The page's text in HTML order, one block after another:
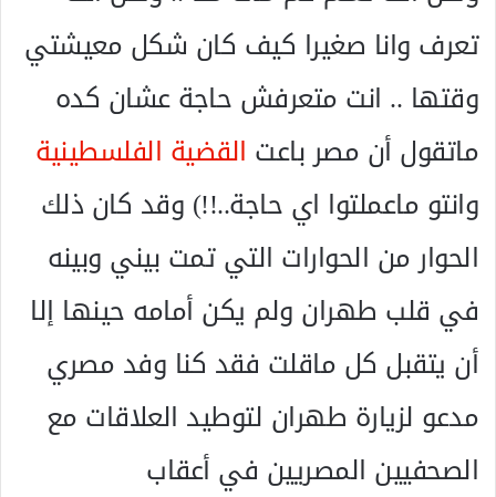
تعرف وانا صغيرا كيف كان شكل معيشتي
وقتها .. انت متعرفش حاجة عشان كده
ماتقول أن مصر باعت القضية الفلسطينية
وانتو ماعملتوا اي حاجة..!!) وقد كان ذلك
الحوار من الحوارات التي تمت بيني وبينه
في قلب طهران ولم يكن أمامه حينها إلا
أن يتقبل كل ماقلت فقد كنا وفد مصري
مدعو لزيارة طهران لتوطيد العلاقات مع
الصحفيين المصريين في أعقاب